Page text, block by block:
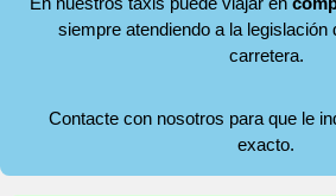
siempre atendiendo a la legislación
carretera.
Contacte con nosotros para que le
exacto.